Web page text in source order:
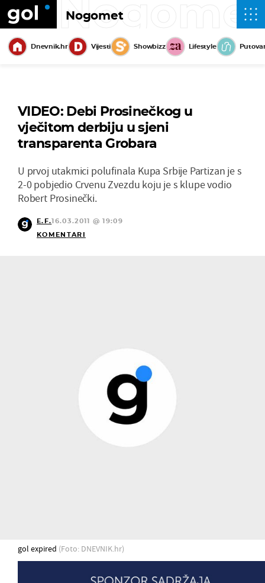
Nogomet
Dnevnik.hr Vijesti Showbizz Lifestyle
VIDEO: Debi Prosinečkog u
vječitom derbiju u sjeni
transparenta Grobara
U prvoj utakmici polufinala Kupa Srbije Partizan je s
2-0 pobjedio Crvenu Zvezdu koju je s klupe vodio
Robert Prosinečki.
E.F.16.03.2011 @ 19:09
KOMENTARI
gol expired (Foto: DNEVNIK.hr)